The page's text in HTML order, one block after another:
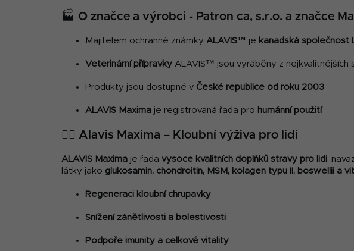
🏭 O značce a výrobci - Patron ca, s.r.o. a značce
Majitelem ochranné známky ALAVIS™ je kanadská společnost
Veterinární přípravky ALAVIS™ jsou vyráběny z nejkvalitnějších
Produkty jsou dostupné v České republice od roku 2003
ALAVIS Maxima je registrovaná řada pro humánní použití
🧍‍♂️ Alavis Maxima – Kloubní výživa pro lidi
ALAVIS Maxima je řada vysoce kvalitních doplňků stravy pro lidi,
látky jako glukosamin, chondroitin, MSM, kolagen typu II, boswellii a
Regeneraci kloubní chrupavky
Snížení zánětlivosti a bolestivosti
Podpoře imunity a celkové vitality